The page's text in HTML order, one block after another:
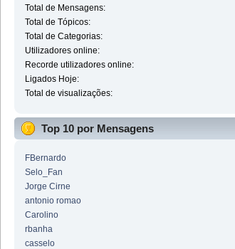
Total de Mensagens:
Total de Tópicos:
Total de Categorias:
Utilizadores online:
Recorde utilizadores online:
Ligados Hoje:
Total de visualizações:
Top 10 por Mensagens
FBernardo
Selo_Fan
Jorge Cirne
antonio romao
Carolino
rbanha
casselo